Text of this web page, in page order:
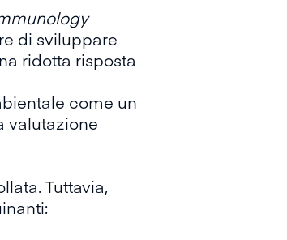
di sviluppare
ridotta risposta
come un
valutazione
Tuttavia,